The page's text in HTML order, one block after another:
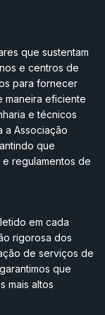
que sustentam
e centros de
para fornecer
maneira eficiente
e técnicos
a Associação
que
regulamentos de
em cada
rigorosa dos
de serviços de
que
mais altos